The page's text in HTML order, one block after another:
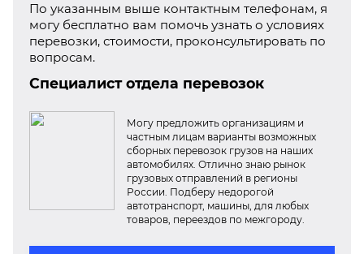
По указанным выше контактным телефонам, я
могу бесплатно вам помочь узнать о условиях
перевозки, стоимости, проконсультировать по
вопросам.
Специалист отдела перевозок
Могу предложить организациям и
частным лицам варианты возможных
сборных перевозок грузов на наших
автомобилях. Отлично знаю рынок
грузовых отправлений в регионы
России. Подберу недорогой
автотранспорт, машины, для любых
товаров, переездов по межгороду.